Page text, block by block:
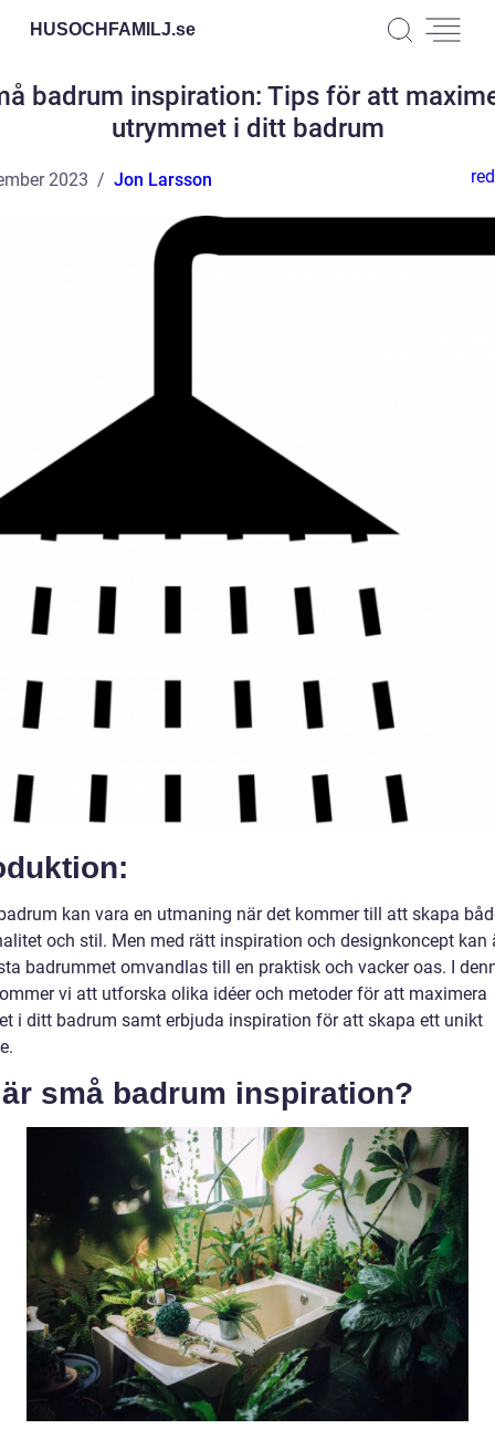
HUSOCHFAMILJ.se
badrum inspiration: Tips för att
utrymmet i ditt badrum
2023 Jon Larsson
kan vara en utmaning när det kommer till att skapa
och stil. Men med rätt inspiration och designkoncept kan
badrummet omvandlas till en praktisk och vacker oas. I
vi att utforska olika idéer och metoder för att maximera
i ditt badrum samt erbjuda inspiration för att skapa ett unikt
små badrum inspiration?